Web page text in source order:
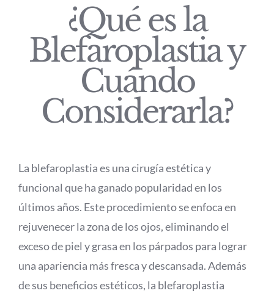
¿Qué es la
Blefaroplastia y
Cuándo
Considerarla?
La blefaroplastia es una cirugía estética y
funcional que ha ganado popularidad en los
últimos años. Este procedimiento se enfoca en
rejuvenecer la zona de los ojos, eliminando el
exceso de piel y grasa en los párpados para lograr
una apariencia más fresca y descansada. Además
de sus beneficios estéticos, la blefaroplastia